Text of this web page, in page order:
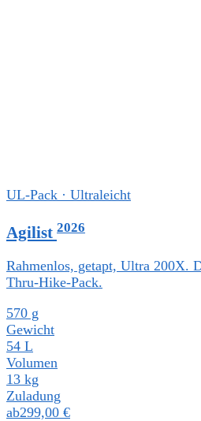
UL-Pack · Ultraleicht
Agilist 2026
Rahmenlos, getapt, Ultra 200X.
Thru-Hike-Pack.
570 g
Gewicht
54 L
Volumen
13 kg
Zuladung
ab299,00 €